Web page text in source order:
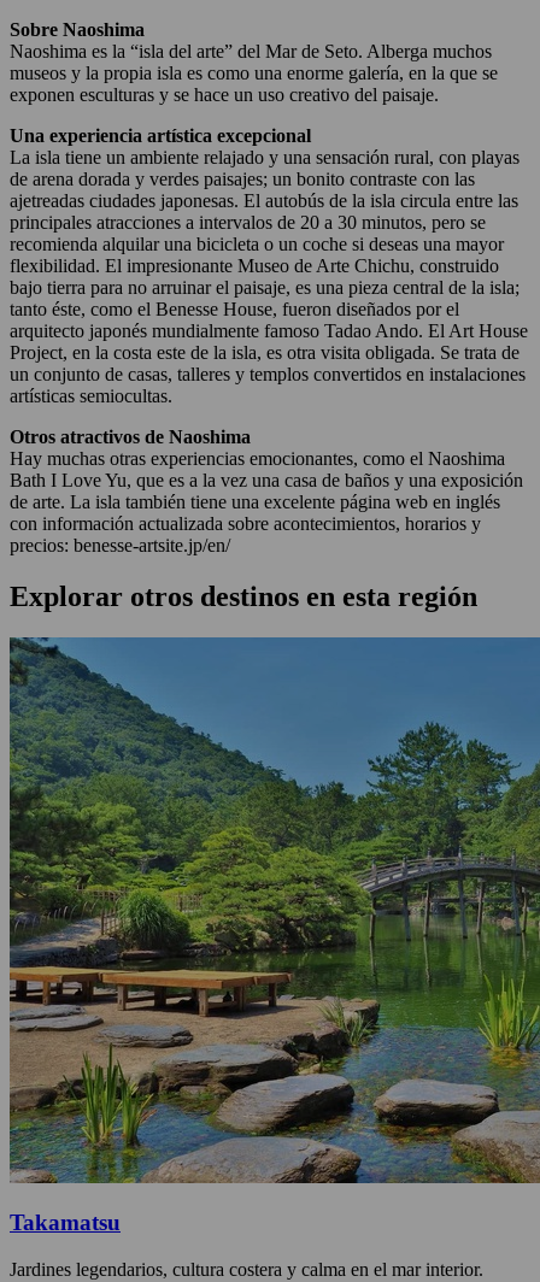
Sobre Naoshima
Naoshima es la “isla del arte” del Mar de Seto. Alberga muchos
museos y la propia isla es como una enorme galería, en la que se
exponen esculturas y se hace un uso creativo del paisaje.
Una experiencia artística excepcional
La isla tiene un ambiente relajado y una sensación rural, con playas
de arena dorada y verdes paisajes; un bonito contraste con las
ajetreadas ciudades japonesas. El autobús de la isla circula entre las
principales atracciones a intervalos de 20 a 30 minutos, pero se
recomienda alquilar una bicicleta o un coche si deseas una mayor
flexibilidad. El impresionante Museo de Arte Chichu, construido
bajo tierra para no arruinar el paisaje, es una pieza central de la isla;
tanto éste, como el Benesse House, fueron diseñados por el
arquitecto japonés mundialmente famoso Tadao Ando. El Art House
Project, en la costa este de la isla, es otra visita obligada. Se trata de
un conjunto de casas, talleres y templos convertidos en instalaciones
artísticas semiocultas.
Otros atractivos de Naoshima
Hay muchas otras experiencias emocionantes, como el Naoshima
Bath I Love Yu, que es a la vez una casa de baños y una exposición
de arte. La isla también tiene una excelente página web en inglés
con información actualizada sobre acontecimientos, horarios y
precios: benesse-artsite.jp/en/
Explorar otros destinos en esta región
Takamatsu
Jardines legendarios, cultura costera y calma en el mar interior.